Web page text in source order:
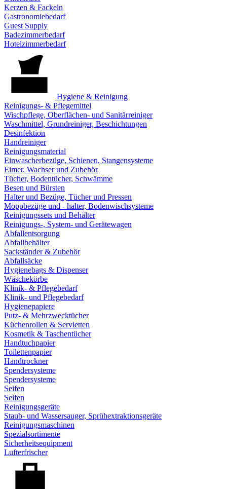
Kerzen & Fackeln
Gastronomiebedarf
Guest Supply
Badezimmerbedarf
Hotelzimmerbedarf
Hygiene & Reinigung
Reinigungs- & Pflegemittel
Wischpflege, Oberflächen- und Sanitärreiniger
Waschmittel, Grundreiniger, Beschichtungen
Desinfektion
Handreiniger
Reinigungsmaterial
Einwascherbezüge, Schienen, Stangensysteme
Eimer, Wachser und Zubehör
Tücher, Bodentücher, Schwämme
Besen und Bürsten
Halter und Bezüge, Tücher und Pressen
Moppbezüge und - halter, Bodenwischsysteme
Reinigungssets und Behälter
Reinigungs-, System- und Gerätewagen
Abfallentsorgung
Abfallbehälter
Sackständer & Zubehör
Abfallsäcke
Hygienebags & Dispenser
Wäschekörbe
Klinik- & Pflegebedarf
Klinik- und Pflegebedarf
Hygienepapiere
Putz- & Mehrzwecktücher
Küchenrollen & Servietten
Kosmetik & Taschentücher
Handtuchpapier
Toilettenpapier
Handtrockner
Spendersysteme
Spendersysteme
Seifen
Seifen
Reinigungsgeräte
Staub- und Wassersauger, Sprühextraktionsgeräte
Reinigungsmaschinen
Spezialsortimente
Sicherheitsequipment
Lufterfrischer